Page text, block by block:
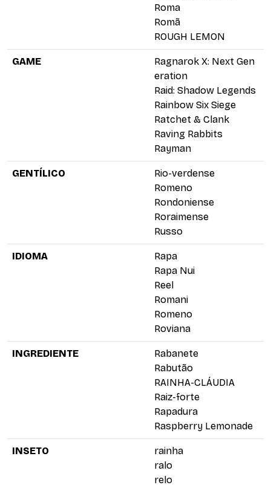
Roma
Romã
ROUGH LEMON
GAME
Ragnarok X: Next Gen
eration
Raid: Shadow Legends
Rainbow Six Siege
Ratchet & Clank
Raving Rabbits
Rayman
GENTÍLICO
Rio-verdense
Romeno
Rondoniense
Roraimense
Russo
IDIOMA
Rapa
Rapa Nui
Reel
Romani
Romeno
Roviana
INGREDIENTE
Rabanete
Rabutão
RAINHA-CLÁUDIA
Raiz-forte
Rapadura
Raspberry Lemonade
INSETO
rainha
ralo
relo